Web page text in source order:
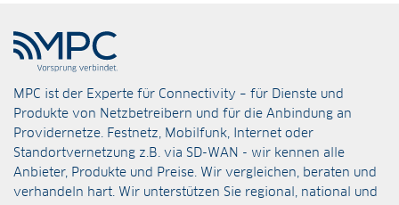
MPC ist der Experte für Connectivity – für Dienste und
Produkte von Netzbetreibern und für die Anbindung an
Providernetze. Festnetz, Mobilfunk, Internet oder
Standortvernetzung z.B. via SD-WAN - wir kennen alle
Anbieter, Produkte und Preise. Wir vergleichen, beraten und
verhandeln hart. Wir unterstützen Sie regional, national und